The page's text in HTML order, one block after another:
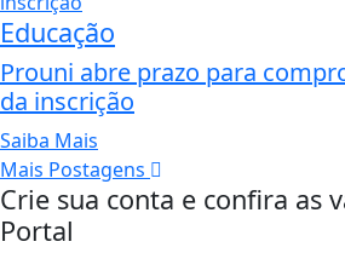
Educação
Prouni abre prazo para
da inscrição
Saiba Mais
Mais Postagens
Crie sua conta e confira as
Portal